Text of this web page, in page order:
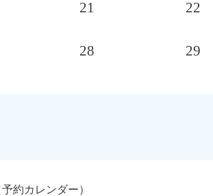
21 22
28 29
約カレンダー）